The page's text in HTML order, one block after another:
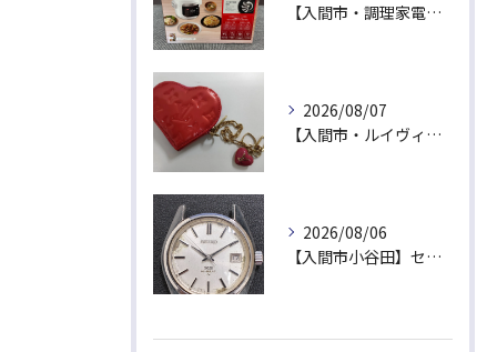
【入間市・調理家電買取】新品未開封は最高値！ティファール「ラクラ・クッカー プロ」を出張買取でお買取！
2026/08/07
【入間市・ルイヴィトン買取】ハート型が可愛い！ヴェルニ「ポルトモネ・クール」を最高値でお買取！
2026/08/06
【入間市小谷田】セイコーの名機「キングセイコー（45KS）」をお買取！ベルトなし・文字盤のシミ・不動品も高価買取いたします